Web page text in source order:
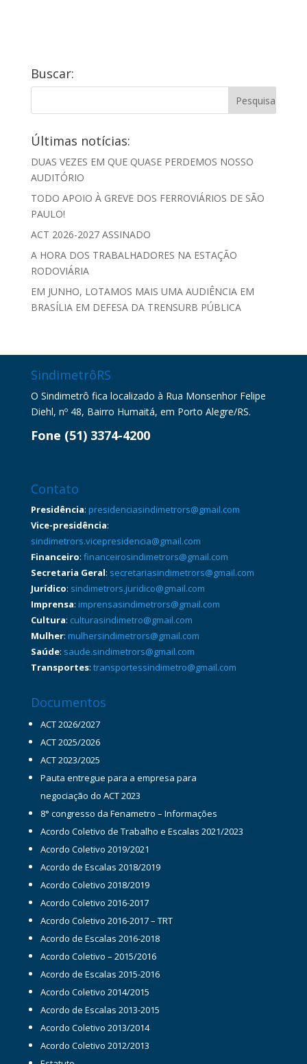
Buscar:
Últimas notícias:
DUAS VEZES EM QUE QUASE PERDEMOS NOSSO
AUDITÓRIO
TODO APOIO À GREVE DOS FERROVIÁRIOS DE SÃO
PAULO!
ACT 2026-2027 ASSINADO
A HORA DOS TRABALHADORES NA ESTAÇÃO
RODOVIÁRIA
EM JUNHO, LOTAMOS MAIS UMA AUDIÊNCIA EM
BRASÍLIA EM DEFESA DA TRENSURB PÚBLICA
SindimetrôRS
O Sindimetrô fica localizado à Rua Monsenhor Felipe
Diehl, nº 48, Bairro Humaitá, em Porto Alegre/RS.
Fone (51) 3374-4200
Contato
Presidência: presidenciasindimetrors@gmail.com
Vice-presidência:
sindimetrors.vicepresidencia@gmail.com
Financeiro: financeirosindimetrors@gmail.com
Secretaria Geral: secretariasindimetrors@gmail.com
Jurídico: sindimetrors.juridico@gmail.com
Imprensa: imprensasindimetrors@gmail.com
Cultura: culturasindimetro@gmail.com
Mulher: mulhersindimetrors@gmail.com
Saúde: saude.sindimetrors@gmail.com
Transportes: transportessindimetro@gmail.com
Documentos
ACT 2026/2027
ACT 2025/2026
ACT 2023/2025
Pauta entregue para a empresa para
negociação do ACT 2023
8° congresso da Fenametro – Informações
Acordo Coletivo de Trabalho e Escalas 2021/2023
Acordo Coletivo 2019/2021
Acordo de Escalas 2018/2019
Acordo Coletivo 2018/2019
Acordo Coletivo 2016-2017
Acordo Coletivo 2016-2017 – TRT
Acordo de Escalas 2016-2018
Acordo Coletivo – 2015/2016
Acordo de Escalas 2015-2016
Acordo Coletivo 2014/2015
Acordo de Escalas 2013-2015
Acordo Coletivo 2013/2014
Acordo Coletivo 2012/2013